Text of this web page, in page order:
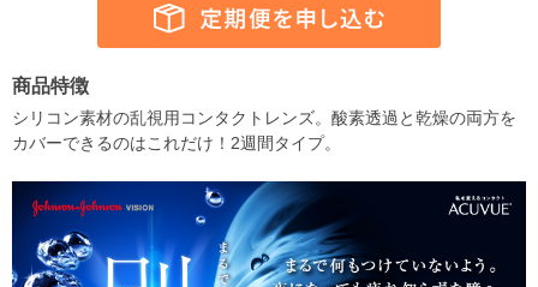
商品特徴
シリコン素材の乱視用コンタクトレンズ。酸素透過と乾燥の両方を
カバーできるのはこれだけ！2週間タイプ。